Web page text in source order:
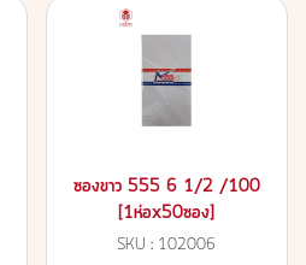
ซองขาว 555 6 1/2 /100
[1ห่อx50ซอง]
SKU : 102006